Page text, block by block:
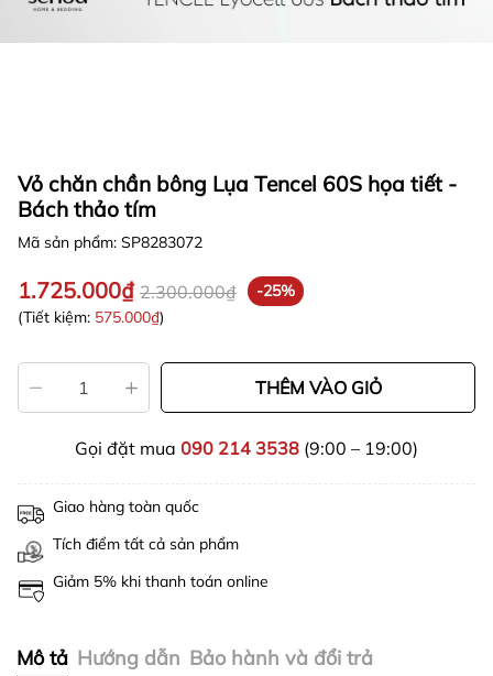
Vỏ chăn chần bông Lụa Tencel 60S họa tiết -
Bách thảo tím
Mã sản phẩm: SP8283072
1.725.000₫ 2.300.000₫
-25%
(Tiết kiệm: 575.000₫)
THÊM VÀO GIỎ
Gọi đặt mua 090 214 3538 (9:00 – 19:00)
Giao hàng toàn quốc
Tích điểm tất cả sản phẩm
Giảm 5% khi thanh toán online
Mô tả Hướng dẫn Bảo hành và đổi trả